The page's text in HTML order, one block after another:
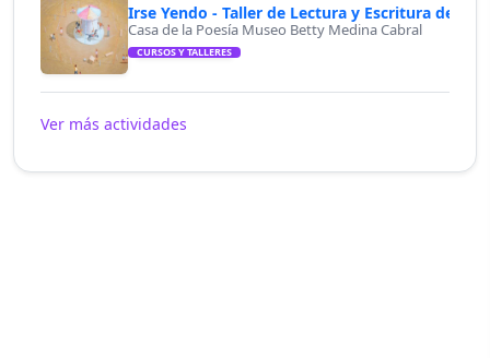
Irse Yendo - Taller de Lectura y Escritura de
Casa de la Poesía Museo Betty Medina Cabral
CURSOS Y TALLERES
Ver más actividades